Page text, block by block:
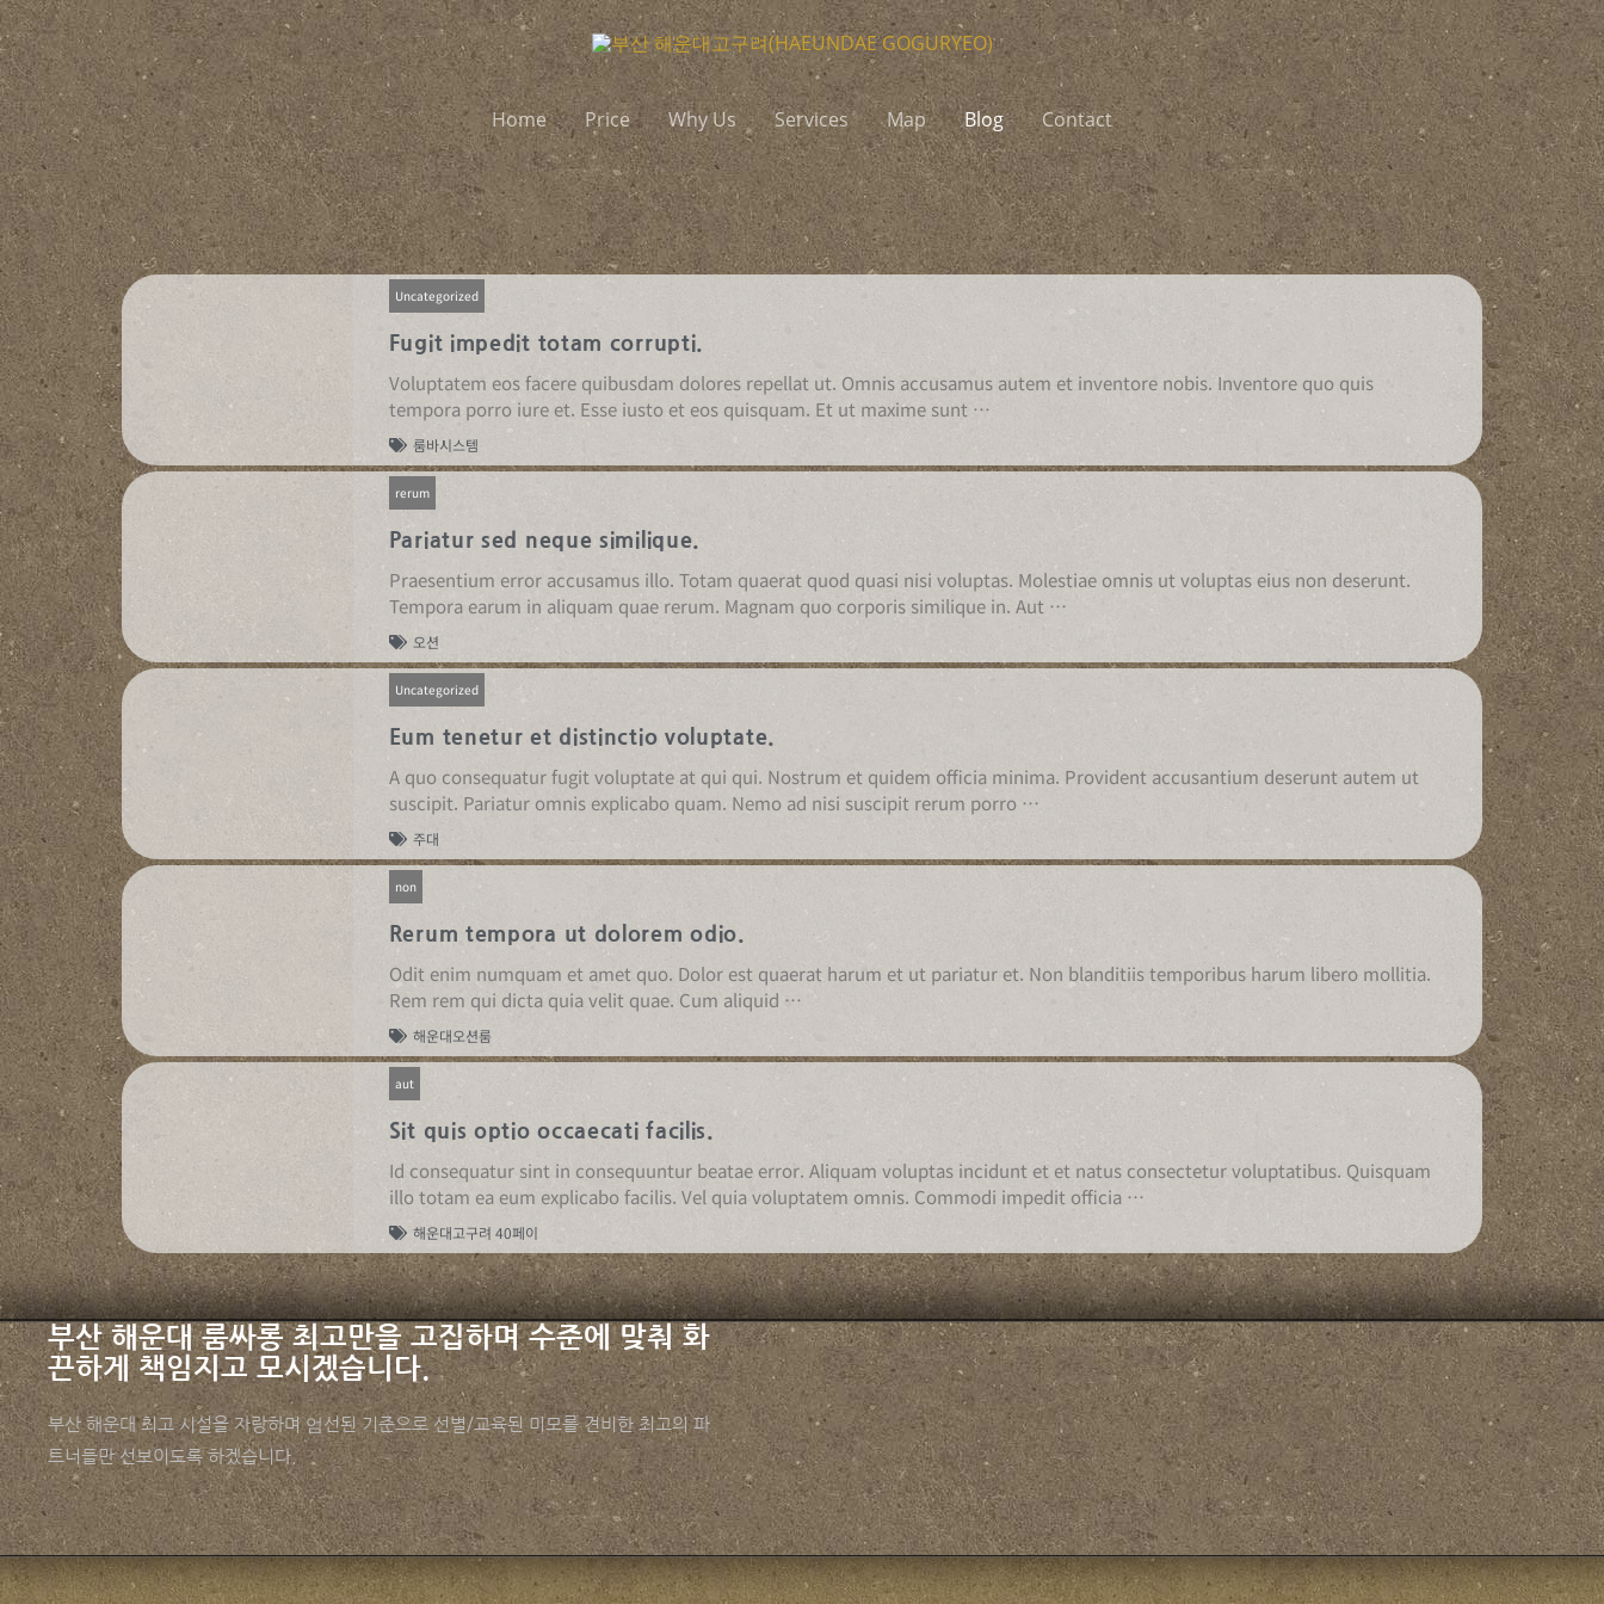
콘
텐
츠
로
건
너
뛰
기
Home Price Why Us Services Map Blog Contact
Uncategorized
Fugit impedit totam corrupti.
Voluptatem eos facere quibusdam dolores repellat ut. Omnis accusamus autem et inventore nobis. Inventore quo quis
tempora porro iure et. Esse iusto et eos quisquam. Et ut maxime sunt …
룸바시스템
rerum
Pariatur sed neque similique.
Praesentium error accusamus illo. Totam quaerat quod quasi nisi voluptas. Molestiae omnis ut voluptas eius non deserunt.
Tempora earum in aliquam quae rerum. Magnam quo corporis similique in. Aut …
오션
Uncategorized
Eum tenetur et distinctio voluptate.
A quo consequatur fugit voluptate at qui qui. Nostrum et quidem officia minima. Provident accusantium deserunt autem ut
suscipit. Pariatur omnis explicabo quam. Nemo ad nisi suscipit rerum porro …
주대
non
Rerum tempora ut dolorem odio.
Odit enim numquam et amet quo. Dolor est quaerat harum et ut pariatur et. Non blanditiis temporibus harum libero mollitia.
Rem rem qui dicta quia velit quae. Cum aliquid …
해운대오션룸
aut
Sit quis optio occaecati facilis.
Id consequatur sint in consequuntur beatae error. Aliquam voluptas incidunt et et natus consectetur voluptatibus. Quisquam
illo totam ea eum explicabo facilis. Vel quia voluptatem omnis. Commodi impedit officia …
해운대고구려 40페이
부산 해운대 룸싸롱 최고만을 고집하며 수준에 맞춰 화
끈하게 책임지고 모시겠습니다.
부산 해운대 최고 시설을 자랑하며 엄선된 기준으로 선별/교육된 미모를 견비한 최고의 파
트너들만 선보이도록 하겠습니다.